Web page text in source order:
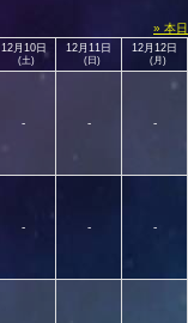
» 本日
12月10日
(土)
12月11日
(日)
12月12日
(月)
- - -
- - -